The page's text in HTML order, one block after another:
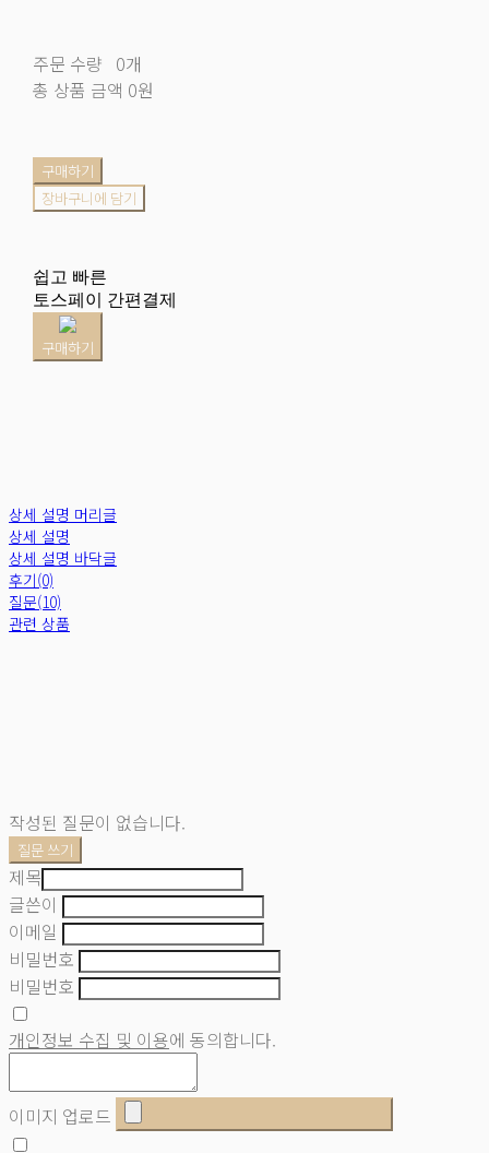
주문 수량 0개
총 상품 금액 0원
구매하기
장바구니에 담기
쉽고 빠른
토스페이 간편결제
구매하기
상세 설명 머리글
상세 설명
상세 설명 바닥글
후기(0)
질문(10)
관련 상품
작성된 질문이 없습니다.
질문 쓰기
제목
글쓴이
이메일
비밀번호
비밀번호
개인정보 수집 및 이용에 동의합니다.
이미지 업로드